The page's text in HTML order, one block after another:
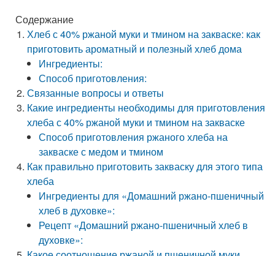
Содержание
Хлеб с 40% ржаной муки и тмином на закваске: как
приготовить ароматный и полезный хлеб дома
Ингредиенты:
Способ приготовления:
Связанные вопросы и ответы
Какие ингредиенты необходимы для приготовления
хлеба с 40% ржаной муки и тмином на закваске
Способ приготовления ржаного хлеба на
закваске с медом и тмином
Как правильно приготовить закваску для этого типа
хлеба
Ингредиенты для «Домашний ржано-пшеничный
хлеб в духовке»:
Рецепт «Домашний ржано-пшеничный хлеб в
духовке»: